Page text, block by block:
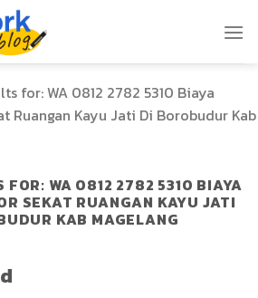
for:WA 0812 2782 5310 Biaya
Ruangan Kayu Jati Di Borobudur Kab
FOR: WA 0812 2782 5310 BIAYA
SEKAT RUANGAN KAYU JATI
KAB MAGELANG